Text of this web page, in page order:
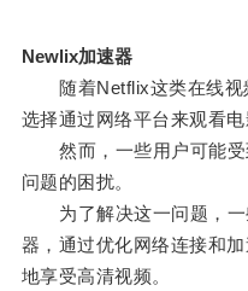
Newlix加速器
随着Netflix这类在线视
选择通过网络平台来观看电
然而，一些用户可能受
问题的困扰。
为了解决这一问题，一
器，通过优化网络连接和
地享受高清视频。